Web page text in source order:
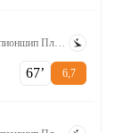
67‎’‎ 6,7